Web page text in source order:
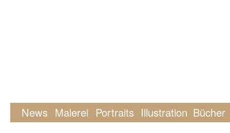
News Malerei Portraits Illustration Bücher